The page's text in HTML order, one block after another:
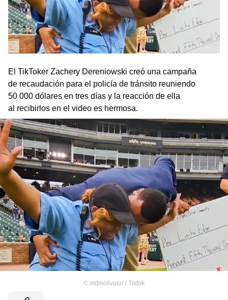
El TikToker Zachery Dereniowski creó una campaña
de recaudación para el policía de tránsito reuniendo
50 000 dólares en tres días y la reacción de ella
al recibirlos en el video es hermosa.
© mdmotivator / Tiktok